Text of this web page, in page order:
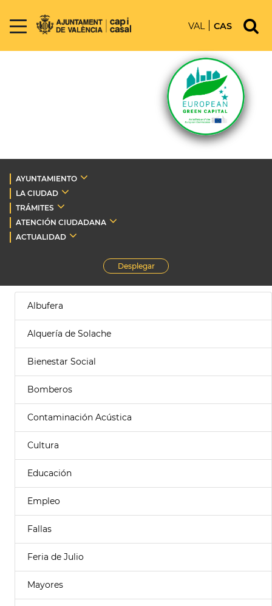
VAL CAS
AYUNTAMIENTO
LA CIUDAD
TRÁMITES
ATENCIÓN CIUDADANA
ACTUALIDAD
Desplegar
Albufera
Alquería de Solache
Bienestar Social
Bomberos
Contaminación Acústica
Cultura
Educación
Empleo
Fallas
Feria de Julio
Mayores